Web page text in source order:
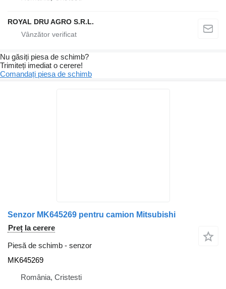
ROYAL DRU AGRO S.R.L.
Nu găsiți piesa de schimb?
Trimiteți imediat o cerere!
Comandați piesa de schimb
Senzor MK645269 pentru camion Mitsubishi
Preț la cerere
Piesă de schimb - senzor
MK645269
România, Cristesti